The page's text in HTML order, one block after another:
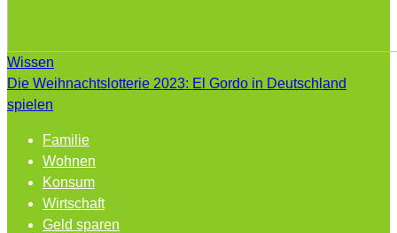
Wissen
Die Weihnachtslotterie 2023: El Gordo in Deutschland
spielen
Familie
Wohnen
Konsum
Wirtschaft
Geld sparen